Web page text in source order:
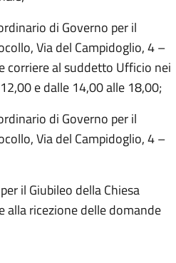
di Governo per il
Via del Campidoglio, 4 –
corriere al suddetto Ufficio nei
e dalle 14,00 alle 18,00;
di Governo per il
Via del Campidoglio, 4 –
il Giubileo della Chiesa
alla ricezione delle domande